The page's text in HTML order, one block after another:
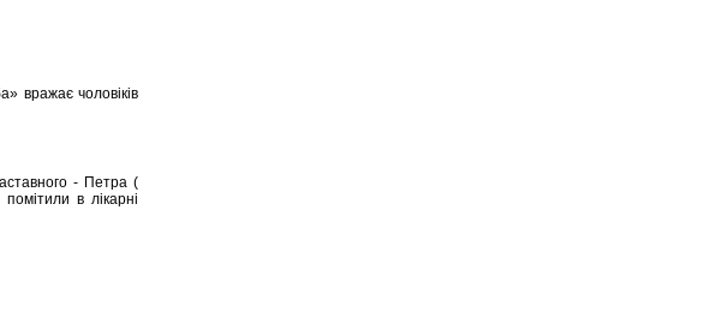
вражає чоловіків
- Петра (
в лікарні